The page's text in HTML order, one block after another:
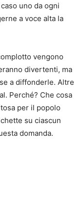
uno da ogni
a voce alta la
vengono
divertenti, ma
a diffonderle. Altre
Perché? Che cosa
per il popolo
su ciascun
domanda.